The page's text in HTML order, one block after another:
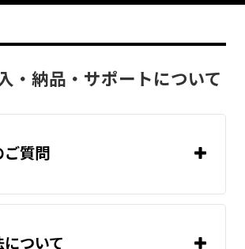
・納品・サポートについて
質問
ついて